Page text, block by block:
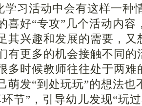
习活动中会有这样一种
喜好“专攻”几个活动内容
其兴趣和发展的需要，
有更多的机会接触不同的
多时候教师往往处于两
萌发“到处玩玩”的想法也
节”，引导幼儿发现“玩